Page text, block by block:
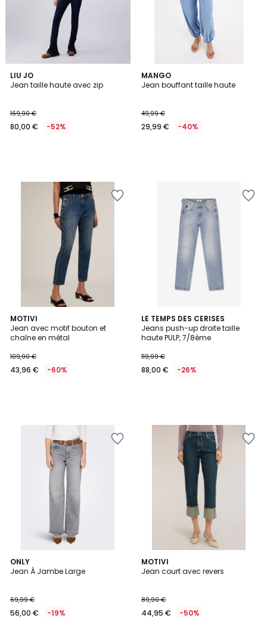
LIU JO
Jean taille haute avec zip
169,90 €
80,00 € -52%
MANGO
Jean bouffant taille haute
49,99 €
29,99 € -40%
MOTIVI
Jean avec motif bouton et
chaîne en métal
109,90 €
43,96 € -60%
LE TEMPS DES CERISES
Jeans push-up droite taille
haute PULP, 7/8ème
119,99 €
88,00 € -26%
ONLY
Jean À Jambe Large
69,99 €
56,00 € -19%
MOTIVI
Jean court avec revers
89,90 €
44,95 € -50%